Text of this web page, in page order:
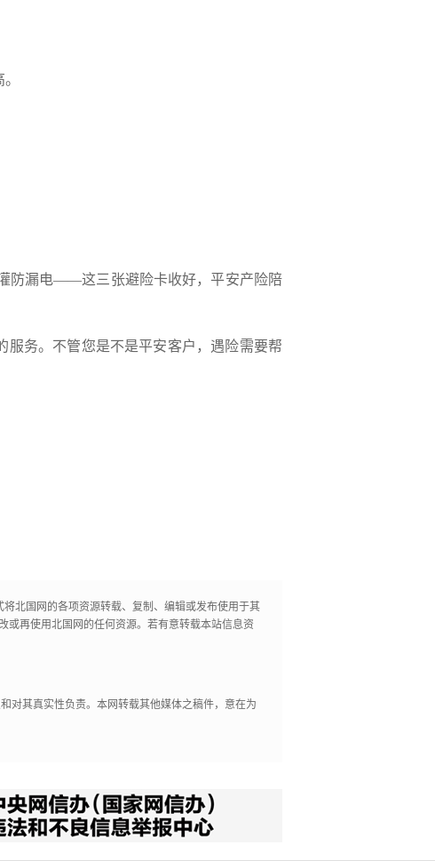
防漏电——这三张避险卡收好，平安产险陪
务。 不管您是不是平安客户，遇险需要帮
北国网的各项资源转载、复制、编辑或发布使用于其
或再使用北国网的任何资源。若有意转载本站信息资
对其真实性负责。本网转载其他媒体之稿件，意在为